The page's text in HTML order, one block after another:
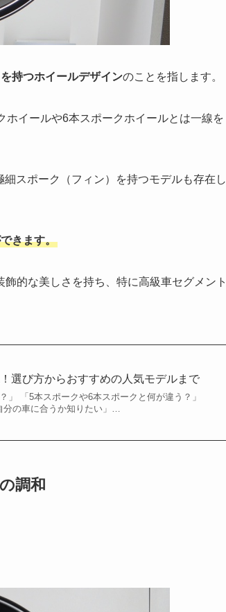
持つホイールデザインのことを指します。
ホイールや6本スポークホイールとは一線を
スポーク（フィン）を持つモデルも存在し
きます。
的な美しさを持ち、特に高級車セグメント
選び方からおすすめの人気モデルまで
」 「5本スポークや6本スポークと何が違う？」
分の車に合うか知りたい」…
調和